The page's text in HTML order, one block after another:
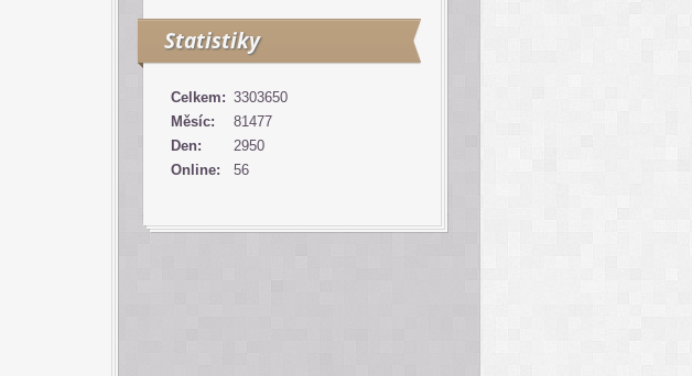
Statistiky
Online: 56
Celkem: 3303650
Měsíc:
81477
Den:
2950